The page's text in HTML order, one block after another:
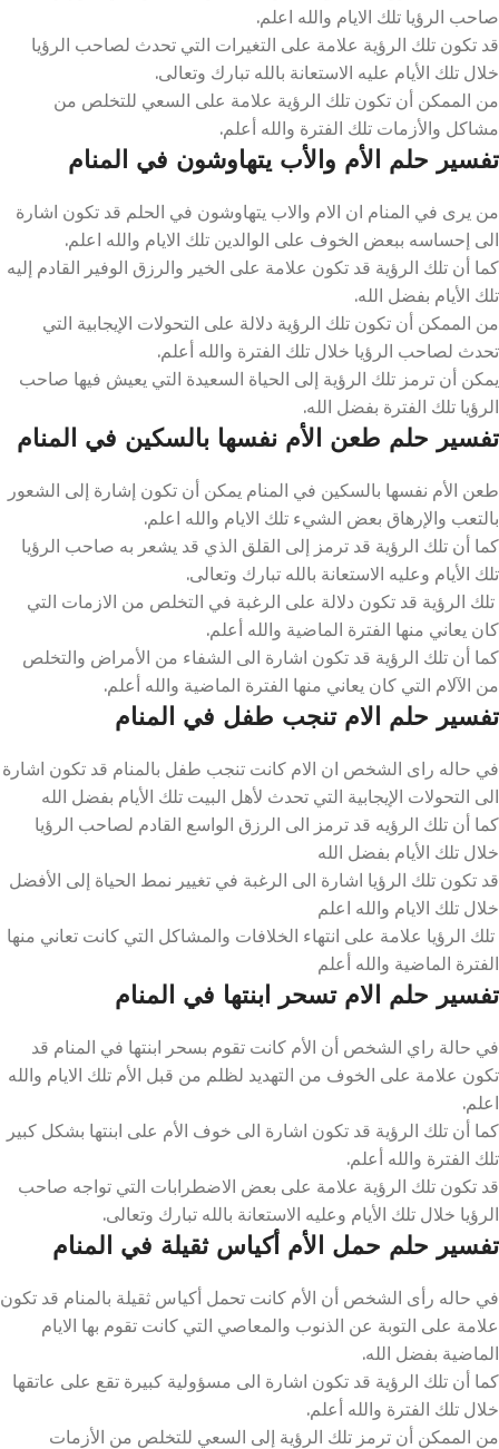
صاحب الرؤيا تلك الايام والله اعلم.
قد تكون تلك الرؤية علامة على التغيرات التي تحدث لصاحب الرؤيا
خلال تلك الأيام عليه الاستعانة بالله تبارك وتعالى.
من الممكن أن تكون تلك الرؤية علامة على السعي للتخلص من
مشاكل والأزمات تلك الفترة والله أعلم.
تفسير حلم الأم والأب يتهاوشون في المنام
من يرى في المنام ان الام والاب يتهاوشون في الحلم قد تكون اشارة
الى إحساسه ببعض الخوف على الوالدين تلك الايام والله اعلم.
كما أن تلك الرؤية قد تكون علامة على الخير والرزق الوفير القادم إليه
تلك الأيام بفضل الله.
من الممكن أن تكون تلك الرؤية دلالة على التحولات الإيجابية التي
تحدث لصاحب الرؤيا خلال تلك الفترة والله أعلم.
يمكن أن ترمز تلك الرؤية إلى الحياة السعيدة التي يعيش فيها صاحب
الرؤيا تلك الفترة بفضل الله.
تفسير حلم طعن الأم نفسها بالسكين في المنام
طعن الأم نفسها بالسكين في المنام يمكن أن تكون إشارة إلى الشعور
بالتعب والإرهاق بعض الشيء تلك الايام والله اعلم.
كما أن تلك الرؤية قد ترمز إلى القلق الذي قد يشعر به صاحب الرؤيا
تلك الأيام وعليه الاستعانة بالله تبارك وتعالى.
تلك الرؤية قد تكون دلالة على الرغبة في التخلص من الازمات التي
كان يعاني منها الفترة الماضية والله أعلم.
كما أن تلك الرؤية قد تكون اشارة الى الشفاء من الأمراض والتخلص
من الآلام التي كان يعاني منها الفترة الماضية والله أعلم.
تفسير حلم الام تنجب طفل في المنام
في حاله راى الشخص ان الام كانت تنجب طفل بالمنام قد تكون اشارة
الى التحولات الإيجابية التي تحدث لأهل البيت تلك الأيام بفضل الله
كما أن تلك الرؤيه قد ترمز الى الرزق الواسع القادم لصاحب الرؤيا
خلال تلك الأيام بفضل الله
قد تكون تلك الرؤيا اشارة الى الرغبة في تغيير نمط الحياة إلى الأفضل
خلال تلك الايام والله اعلم
تلك الرؤيا علامة على انتهاء الخلافات والمشاكل التي كانت تعاني منها
الفترة الماضية والله أعلم
تفسير حلم الام تسحر ابنتها في المنام
في حالة راي الشخص أن الأم كانت تقوم بسحر ابنتها في المنام قد
تكون علامة على الخوف من التهديد لظلم من قبل الأم تلك الايام والله
اعلم.
كما أن تلك الرؤية قد تكون اشارة الى خوف الأم على ابنتها بشكل كبير
تلك الفترة والله أعلم.
قد تكون تلك الرؤية علامة على بعض الاضطرابات التي تواجه صاحب
الرؤيا خلال تلك الأيام وعليه الاستعانة بالله تبارك وتعالى.
تفسير حلم حمل الأم أكياس ثقيلة في المنام
في حاله رأى الشخص أن الأم كانت تحمل أكياس ثقيلة بالمنام قد تكون
علامة على التوبة عن الذنوب والمعاصي التي كانت تقوم بها الايام
الماضية بفضل الله.
كما أن تلك الرؤية قد تكون اشارة الى مسؤولية كبيرة تقع على عاتقها
خلال تلك الفترة والله أعلم.
من الممكن أن ترمز تلك الرؤية إلى السعي للتخلص من الأزمات